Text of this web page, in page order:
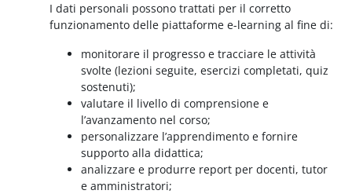
I dati personali possono trattati per il corretto
funzionamento delle piattaforme e-learning al fine di:
monitorare il progresso e tracciare le attività
svolte (lezioni seguite, esercizi completati, quiz
sostenuti);
valutare il livello di comprensione e
l’avanzamento nel corso;
personalizzare l’apprendimento e fornire
supporto alla didattica;
analizzare e produrre report per docenti, tutor
e amministratori;